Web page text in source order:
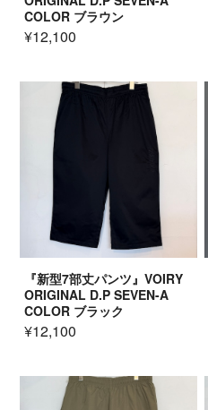
COLOR ブラウン
¥12,100
『新型7部丈パンツ』VOIRY
ORIGINAL D.P SEVEN-A
COLOR ブラック
¥12,100